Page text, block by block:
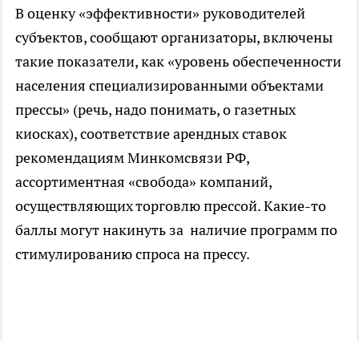
В оценку «эффективности» руководителей
субъектов, сообщают организаторы, включены
такие показатели, как «уровень обеспеченности
населения специализированными объектами
прессы» (речь, надо понимать, о газетных
киосках), соответствие арендных ставок
рекомендациям Минкомсвязи РФ,
ассортиментная «свобода» компаний,
осуществляющих торговлю прессой. Какие-то
баллы могут накинуть за наличие программ по
стимулированию спроса на прессу.